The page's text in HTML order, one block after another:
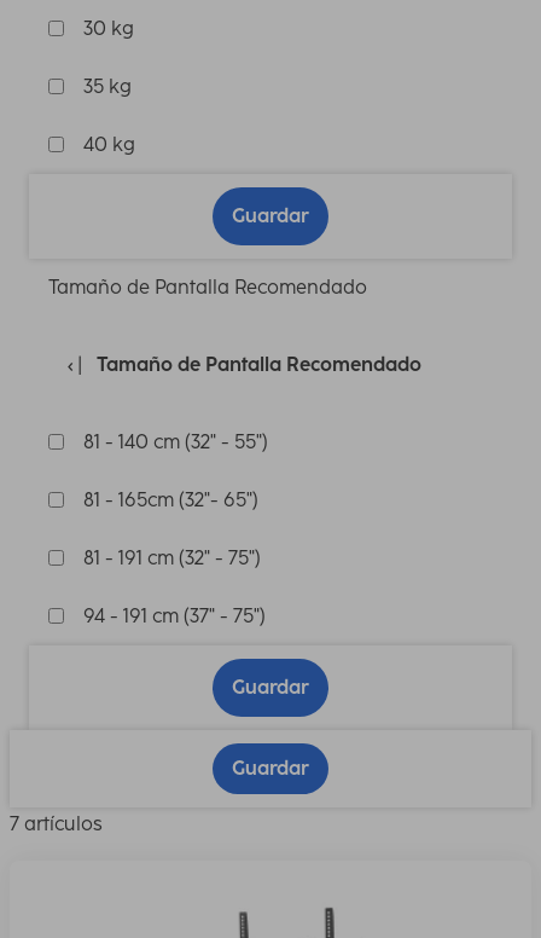
30 kg
35 kg
40 kg
Guardar
Tamaño de Pantalla Recomendado
Tamaño de Pantalla Recomendado
81 - 140 cm (32" - 55")
81 - 165cm (32"- 65")
81 - 191 cm (32" - 75")
94 - 191 cm (37" - 75")
Guardar
Guardar
7 artículos